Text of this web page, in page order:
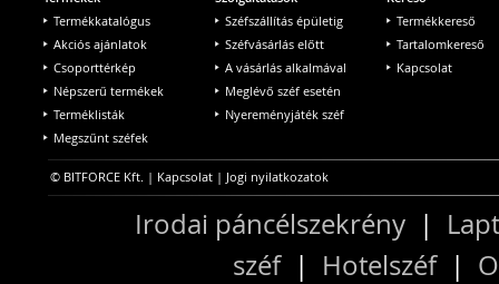
Termékkatalógus
Akciós ajánlatok
Csoporttérkép
Népszerű termékek
Terméklisták
Megszűnt széfek
Széfszállítás épületig
Széfvásárlás előtt
A vásárlás alkalmával
Meglévő széf esetén
Nyereményjáték széf
Termékkereső
Tartalomkereső
Kapcsolat
© BITFORCE Kft. | Kapcsolat | Jogi nyilatkozatok
Irodai páncélszekrény |
széf| Hotelszéf|